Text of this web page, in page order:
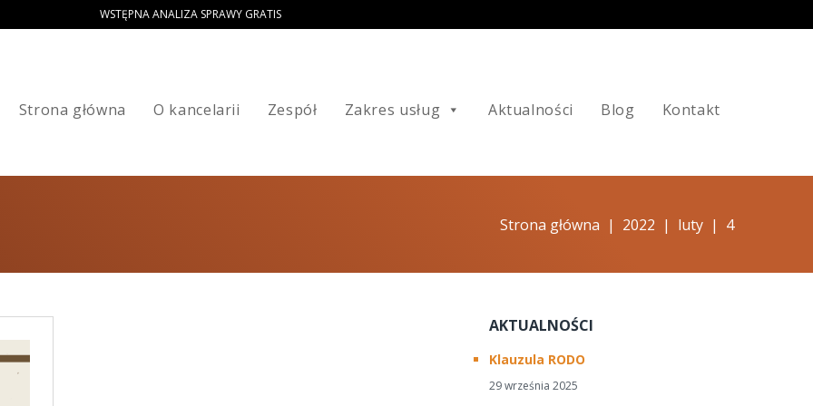
WSTĘPNA ANALIZA SPRAWY GRATIS
Strona główna O kancelarii Zespół Zakres usług Aktualności Blog Kontakt
Strona główna | 2022 | luty | 4
AKTUALNOŚCI
Klauzula RODO
29 września 2025